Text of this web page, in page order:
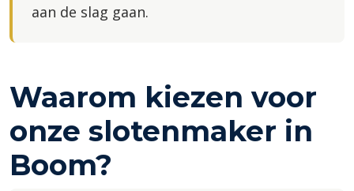
aan de slag gaan.
Waarom kiezen voor
onze slotenmaker in
Boom?